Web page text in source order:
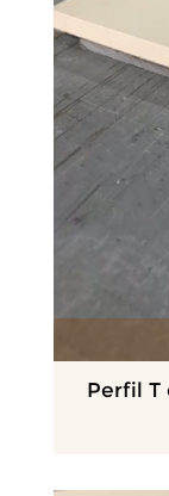
Perfil T